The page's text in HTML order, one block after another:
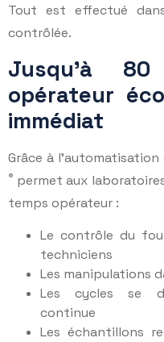
Tout est effectué
contrôlée.
Jusqu’à
opérateur
immédiat
Grâce à
® permet aux
temps opérateur :
Le contrôle du
techniciens
Les manipulations
Les cycles se
continue
Les échantillons